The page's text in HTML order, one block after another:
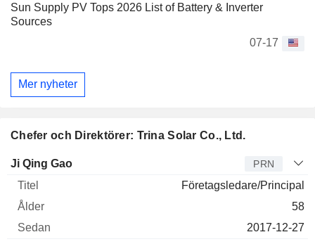
Sun Supply PV Tops 2026 List of Battery & Inverter
Sources
07-17
Mer nyheter
Chefer och Direktörer: Trina Solar Co., Ltd.
Verkställande
Ji Qing Gao PRN
Företagsledare/Principal
58
2017-12-27